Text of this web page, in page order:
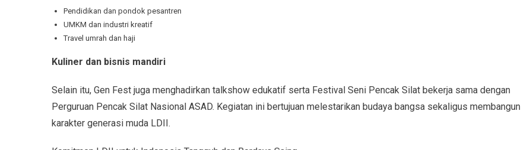
Pendidikan dan pondok pesantren
UMKM dan industri kreatif
Travel umrah dan haji
Kuliner dan bisnis mandiri
Selain itu, Gen Fest juga menghadirkan talkshow edukatif serta Festival Seni Pencak Silat bekerja sama dengan
Perguruan Pencak Silat Nasional ASAD. Kegiatan ini bertujuan melestarikan budaya bangsa sekaligus membangun
karakter generasi muda LDII.